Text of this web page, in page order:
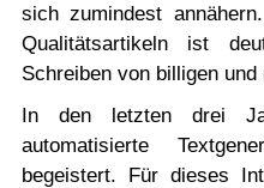
sich zumindest
Qualitätsartikeln ist
Schreiben von billigen
In den letzten drei
automatisierte
begeistert. Für dieses